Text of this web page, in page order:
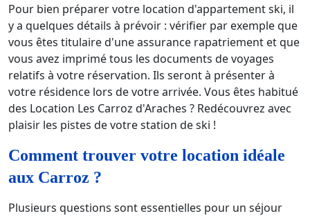
Pour bien préparer votre location d'appartement ski, il
y a quelques détails à prévoir : vérifier par exemple que
vous êtes titulaire d'une assurance rapatriement et que
vous avez imprimé tous les documents de voyages
relatifs à votre réservation. Ils seront à présenter à
votre résidence lors de votre arrivée. Vous êtes habitué
des Location Les Carroz d'Araches ? Redécouvrez avec
plaisir les pistes de votre station de ski !
Comment trouver votre location idéale
aux Carroz ?
Plusieurs questions sont essentielles pour un séjour